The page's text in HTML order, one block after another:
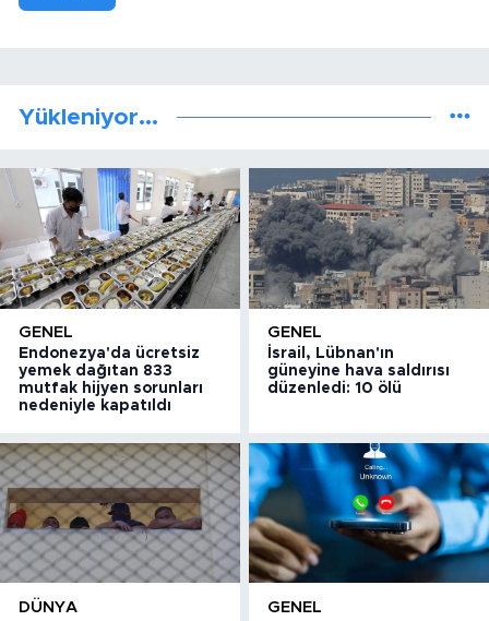
Yükleniyor...
GENEL
Endonezya'da ücretsiz
yemek dağıtan 833
mutfak hijyen sorunları
nedeniyle kapatıldı
GENEL
İsrail, Lübnan'ın
güneyine hava saldırısı
düzenledi: 10 ölü
DÜNYA GENEL